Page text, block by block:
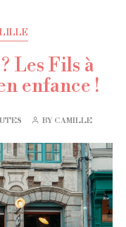
LILLE
Les Fils à
enfance !
BY CAMILLE